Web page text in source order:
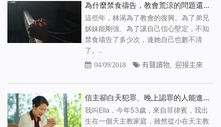
為什麼禁食禱告，教會荒涼的問題還是沒有得到解決（有聲讀物）
這些年，林渴為了教會的復興、為了弟兄
姊妹能剛強、為了讓自己信心堅定，不知
禁食禱告了多少次，連她自己也數不清
了。..
04/09/2018 有聲讀物, 迎接主來
信主卻白天犯罪、晚上認罪的人能進天國嗎 （有聲讀物）
我叫Ella，今年53歲，來自菲律賓，我出
生在一個天主教家庭，雖然從小在天主教